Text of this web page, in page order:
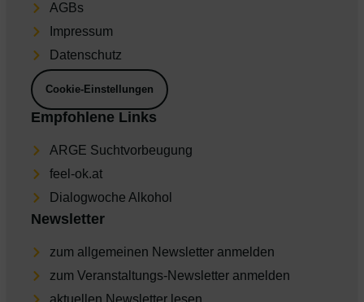
AGBs
Impres­sum
Daten­schutz
Cookie-Einstellungen
Empfohlene Links
ARGE Suchtvorbeugung
feel-ok.at
Dia­log­wo­che Alkohol
Newsletter
zum allgemeinen Newsletter anmelden
zum Veranstaltungs-Newsletter anmelden